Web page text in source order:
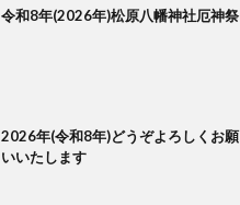
令和8年(2026年)松原八幡神社厄神祭
2026年(令和8年)どうぞよろしくお願
いいたします